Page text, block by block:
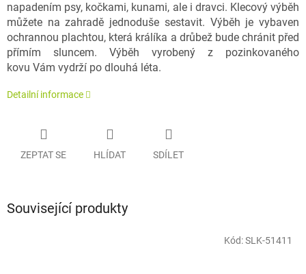
napadením psy, kočkami, kunami, ale i dravci. Klecový výběh
můžete na zahradě jednoduše sestavit. Výběh je vybaven
ochrannou plachtou, která králíka a drůbež bude chránit před
přímím sluncem. Výběh vyrobený z pozinkovaného
kovu Vám vydrží po dlouhá léta.
Detailní informace
ZEPTAT SE HLÍDAT SDÍLET
Související produkty
Kód:SLK-51411